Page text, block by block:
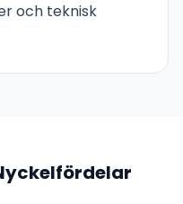
och teknisk